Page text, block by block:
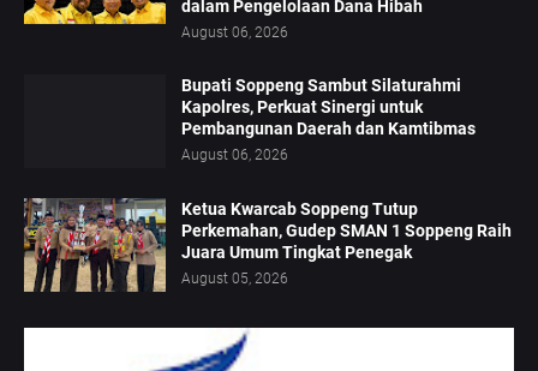
dalam Pengelolaan Dana Hibah
August 06, 2026
Bupati Soppeng Sambut Silaturahmi
Kapolres, Perkuat Sinergi untuk
Pembangunan Daerah dan Kamtibmas
August 06, 2026
Ketua Kwarcab Soppeng Tutup
Perkemahan, Gudep SMAN 1 Soppeng Raih
Juara Umum Tingkat Penegak
August 05, 2026